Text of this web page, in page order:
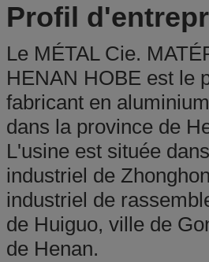
Profil
Le MÉTAL Cie.
HENAN HOBE est le
fabricant en
dans la province de
L'usine est située
industriel de
industriel de
de Huiguo, ville de
de Henan.